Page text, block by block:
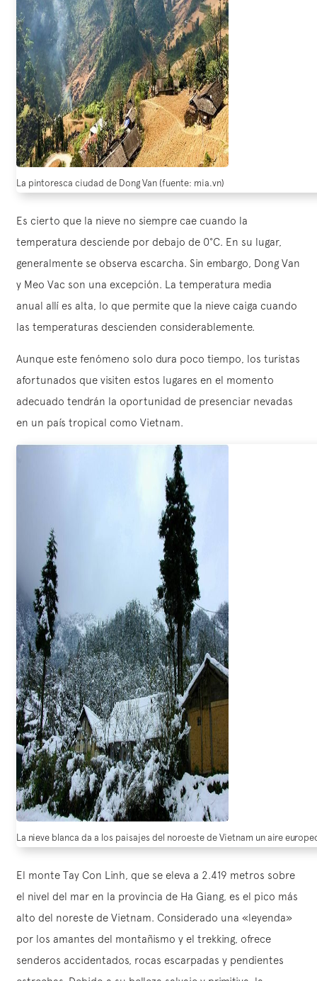
La pintoresca ciudad de Dong Van (fuente: mia.vn)
Es cierto que la nieve no siempre cae cuando la
temperatura desciende por debajo de 0°C. En su lugar,
generalmente se observa escarcha. Sin embargo, Dong Van
y Meo Vac son una excepción. La temperatura media
anual allí es alta, lo que permite que la nieve caiga cuando
las temperaturas descienden considerablemente.
Aunque este fenómeno solo dura poco tiempo, los turistas
afortunados que visiten estos lugares en el momento
adecuado tendrán la oportunidad de presenciar nevadas
en un país tropical como Vietnam.
La nieve blanca da a los paisajes del noroeste de Vietnam un aire
El monte Tay Con Linh, que se eleva a 2.419 metros sobre
el nivel del mar en la provincia de Ha Giang, es el pico más
alto del noreste de Vietnam. Considerado una «leyenda»
por los amantes del montañismo y el trekking, ofrece
senderos accidentados, rocas escarpadas y pendientes